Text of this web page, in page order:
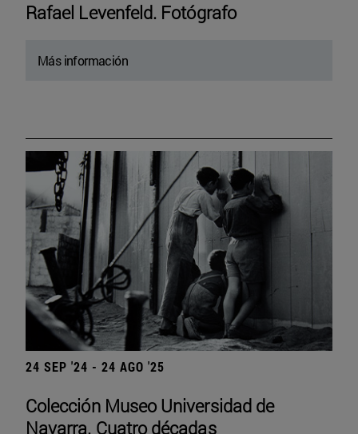
Rafael Levenfeld. Fotógrafo
Más información
24 SEP '24 - 24 AGO '25
Colección Museo Universidad de
Navarra. Cuatro décadas